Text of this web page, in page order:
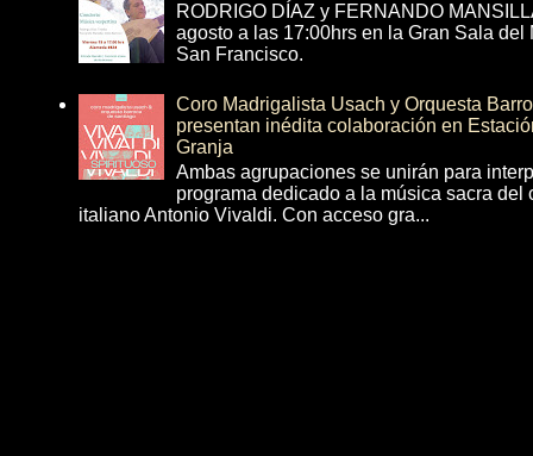
RODRIGO DÍAZ y FERNANDO
agosto a las 17:00hrs en la Gran Sala
San Francisco.
Coro Madrigalista Usach y Orquesta
presentan inédita colaboración en
Granja
Ambas agrupaciones se unirán para
programa dedicado a la música sacra del
italiano Antonio Vivaldi. Con acceso gra...